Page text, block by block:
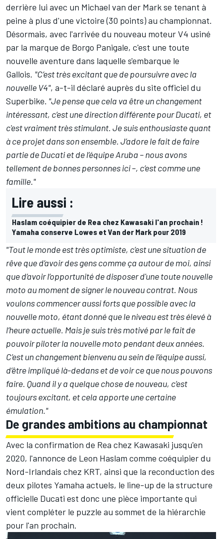
derrière lui avec un Michael van der Mark se tenant à
peine à plus d'une victoire (30 points) au championnat.
Désormais, avec l'arrivée du nouveau moteur V4 usiné
par la marque de Borgo Panigale, c'est une toute
nouvelle aventure dans laquelle s'embarque le
Gallois. "C’est très excitant que de poursuivre avec la
nouvelle V4", a-t-il déclaré auprès du site officiel du
Superbike. "Je pense que cela va être un changement
intéressant, c’est une direction différente pour Ducati, et
c'est vraiment très stimulant. Je suis enthousiaste quant
à ce projet dans son ensemble. J’adore le fait de faire
partie de Ducati et de l’équipe Aruba – nous avons
tellement de bonnes personnes ici –, c’est comme une
famille."
Lire aussi :
Haslam coéquipier de Rea chez Kawasaki l'an prochain !
Yamaha conserve Lowes et Van der Mark pour 2019
"Tout le monde est très optimiste, c’est une situation de
rêve que d’avoir des gens comme ça autour de moi, ainsi
que d’avoir l’opportunité de disposer d'une toute nouvelle
moto au moment de signer le nouveau contrat. Nous
voulons commencer aussi forts que possible avec la
nouvelle moto, étant donné que le niveau est très élevé à
l’heure actuelle. Mais je suis très motivé par le fait de
pouvoir piloter la nouvelle moto pendant deux années.
C’est un changement bienvenu au sein de l’équipe aussi,
d’être impliqué là-dedans et de voir ce que nous pouvons
faire. Quand il y a quelque chose de nouveau, c’est
toujours excitant, et cela apporte une certaine
émulation."
De grandes ambitions au championnat
Avec la confirmation de Rea chez Kawasaki jusqu'en
2020, l'annonce de Leon Haslam comme coéquipier du
Nord-Irlandais chez KRT, ainsi que la reconduction des
deux pilotes Yamaha actuels, le line-up de la structure
officielle Ducati est donc une pièce importante qui
vient compléter le puzzle au sommet de la hiérarchie
pour l'an prochain.